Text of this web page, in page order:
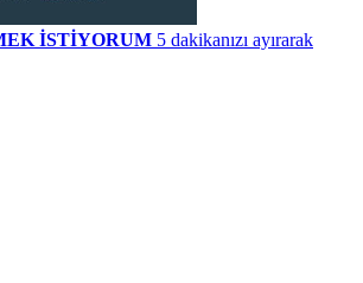
İSTİYORUM 5 dakikanızı ayırarak